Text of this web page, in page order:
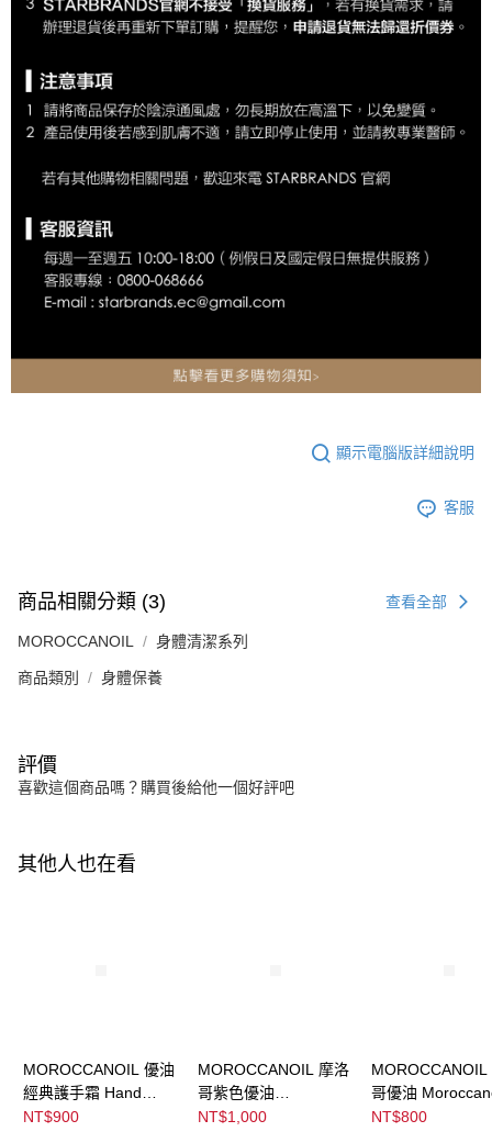
顯示電腦版詳細說明
客服
商品相關分類 (3) 查看全部
MOROCCANOIL 身體清潔系列
商品類別 身體保養
評價
喜歡這個商品嗎？購買後給他一個好評吧
其他人也在看
MOROCCANOIL 優油
經典護手霜 Hand
Cream Fragrance
NT$900
MOROCCANOIL 摩洛
哥紫色優油
Moroccanoil
NT$1,000
MOROCCANOIL
哥優油
Treatment
NT$800